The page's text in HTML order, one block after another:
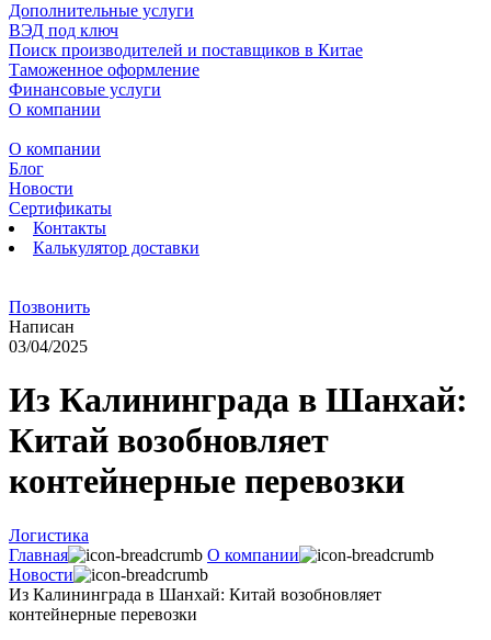
Дополнительные услуги
ВЭД под ключ
Поиск производителей и поставщиков в Китае
Таможенное оформление
Финансовые услуги
О компании
О компании
Блог
Новости
Сертификаты
Контакты
Калькулятор доставки
Позвонить
Написан
03/04/2025
Из Калининграда в Шанхай:
Китай возобновляет
контейнерные перевозки
Логистика
Главная
О компании
Новости
Из Калининграда в Шанхай: Китай возобновляет
контейнерные перевозки